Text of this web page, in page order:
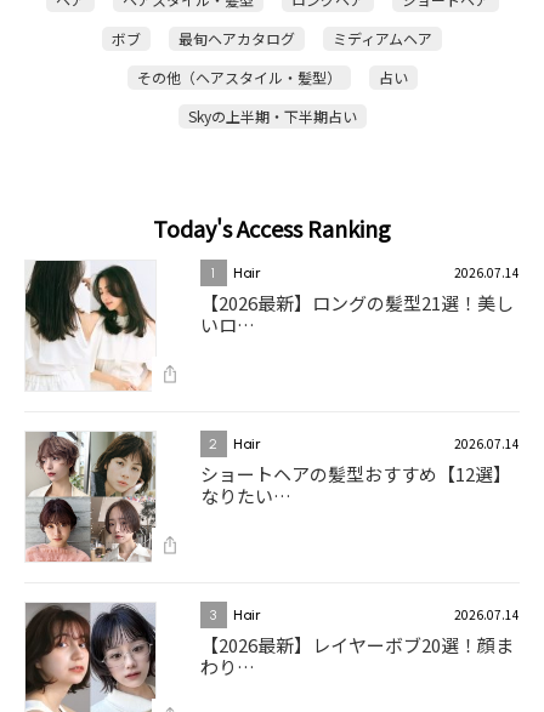
ボブ
最旬ヘアカタログ
ミディアムヘア
その他（ヘアスタイル・髪型）
占い
Skyの上半期・下半期占い
Today's Access Ranking
1 Hair 2026.07.14
【2026最新】ロングの髪型21選！美し
いロ…
2 Hair 2026.07.14
ショートヘアの髪型おすすめ【12選】
なりたい…
3 Hair 2026.07.14
【2026最新】レイヤーボブ20選！顔ま
わり…